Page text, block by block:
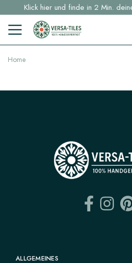
Klick hier und finde in 2 Min.
Musterbestellungen ab 30 €
Lagerartikel werden innerhalb von
Home
ALLGEMEINES